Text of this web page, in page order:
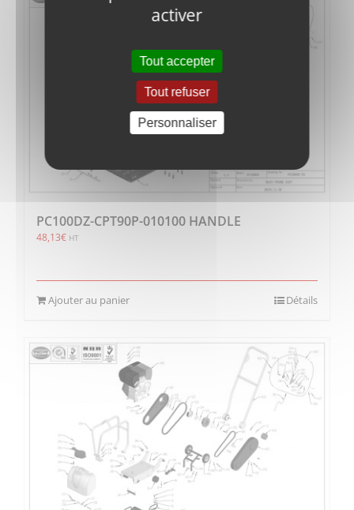
PC100DZ-CPT90P-010100 HANDLE
48,13€ HT
Ajouter au panier Détails
activer
Tout accepter
Tout refuser
Personnaliser